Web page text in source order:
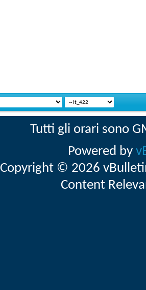
Tutti gli orari sono
Powered by
Copyright © 2026
Content